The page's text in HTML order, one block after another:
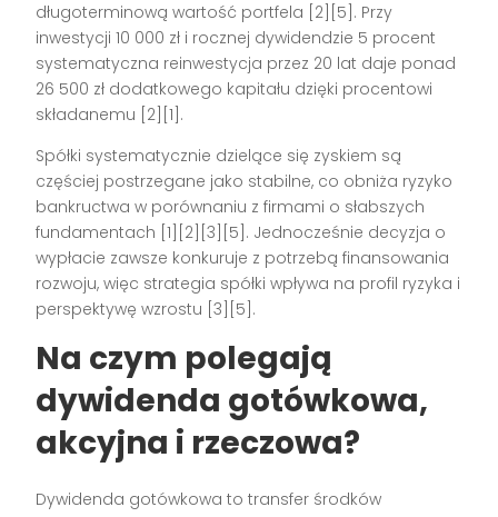
długoterminową wartość portfela [2][5]. Przy
inwestycji 10 000 zł i rocznej dywidendzie 5 procent
systematyczna reinwestycja przez 20 lat daje ponad
26 500 zł dodatkowego kapitału dzięki procentowi
składanemu [2][1].
Spółki systematycznie dzielące się zyskiem są
częściej postrzegane jako stabilne, co obniża ryzyko
bankructwa w porównaniu z firmami o słabszych
fundamentach [1][2][3][5]. Jednocześnie decyzja o
wypłacie zawsze konkuruje z potrzebą finansowania
rozwoju, więc strategia spółki wpływa na profil ryzyka i
perspektywę wzrostu [3][5].
Na czym polegają
dywidenda gotówkowa,
akcyjna i rzeczowa?
Dywidenda gotówkowa to transfer środków